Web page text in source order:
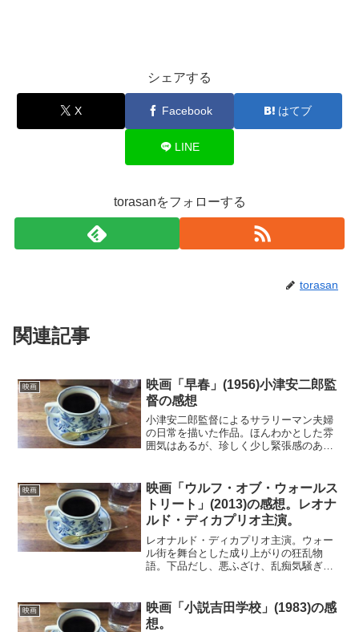
シェアする
X Facebook はてブ
LINE
torasanをフォローする
torasan
関連記事
映画
映画「早春」(1956)小津安二郎監
督の感想
小津安二郎監督によるサラリーマン夫婦
の日常を描いた作品。ほんわかとした雰
囲気はあるが、珍しく少し緊張感のある
を過ごしてしまう。妻はそれに気づき、
夫婦関係はただならぬ状...
映画
映画「ウルフ・オブ・ウォールス
トリート」(2013)の感想。レオナ
ルド・ディカプリオ主演。
レオナルド・ディカプリオ主演。ウォー
ル街を舞台とした成り上がりの狂乱物
語。下品だし、悪ふざけ、乱痴気騒ぎ、
しまうものだが、不思議と3時間の長さを
感じないで観ることがきる...
映画
映画「小説吉田学校」(1983)の感
想。